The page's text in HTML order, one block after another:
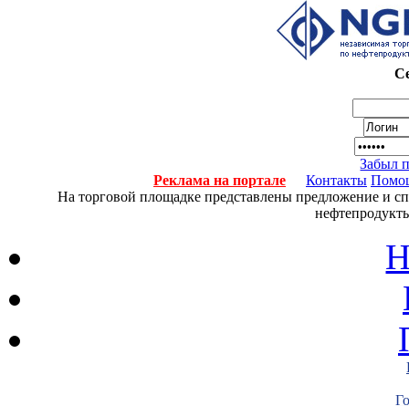
Забыл
Реклама на портале
Контакты
На торговой площадке представлены предложение и